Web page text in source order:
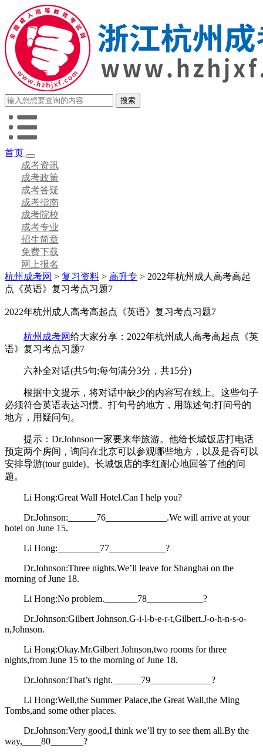
首页
成考资讯
成考政策
成考答疑
成考指南
成考院校
成考专业
招生简章
免费下载
网上报名
杭州成考网 > 复习资料 > 高升专 > 2022年杭州成人高考高起
点《英语》复习考点习题7
2022年杭州成人高考高起点《英语》复习考点习题7
杭州成考网给大家分享：2022年杭州成人高考高起点《英
语》复习考点习题7
六补全对话(共5句;每句满分3分，共15分)
根据中文提示，将对话中缺少的内容写在线上。这些句子
必须符合英语表达习惯。打句号的地方，用陈述句;打问号的
地方，用疑问句。
提示：Dr.Johnson一家要来华旅游。他给长城饭店打电话
预定两个房间，询问在北京可以参观哪些地方，以及是否可以
安排导游(tour guide)。长城饭店的李红耐心地回答了他的问
题。
Li Hong:Great Wall Hotel.Can I help you?
Dr.Johnson:______76_____________.We will arrive at your
hotel on June 15.
Li Hong:_________77____________?
Dr.Johnson:Three nights.We’ll leave for Shanghai on the
morning of June 18.
Li Hong:No problem._______78____________?
Dr.Johnson:Gilbert Johnson.G-i-l-b-e-r-t,Gilbert.J-o-h-n-s-o-
n,Johnson.
Li Hong:Okay.Mr.Gilbert Johnson,two rooms for three
nights,from June 15 to the morning of June 18.
Dr.Johnson:That’s right.______79_____________?
Li Hong:Well,the Summer Palace,the Great Wall,the Ming
Tombs,and some other places.
Dr.Johnson:Very good,I think we’ll try to see them all.By the
way,____80_______?